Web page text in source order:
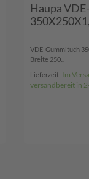
Haupa
VDE-Gummituch
Breite 250...
Lieferzeit: Im
versandbereit in